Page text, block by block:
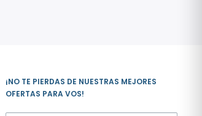
¡NO TE PIERDAS DE NUESTRAS MEJORES
OFERTAS PARA VOS!